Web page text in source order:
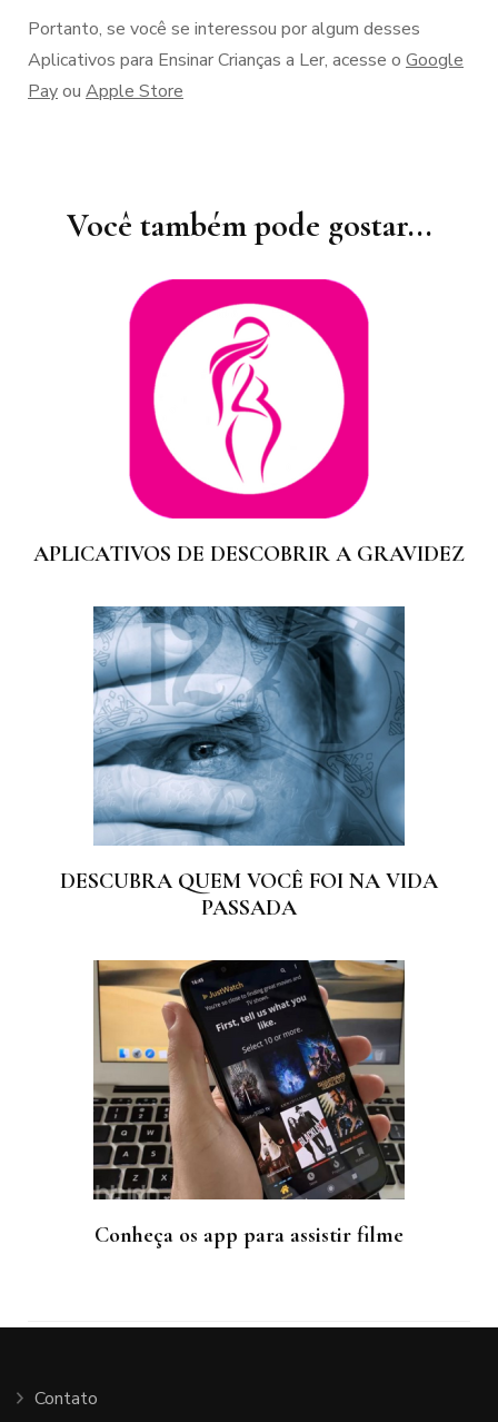
Portanto, se você se interessou por algum desses
Aplicativos para Ensinar Crianças a Ler, acesse o Google
Payou Apple Store
postVocê também pode gostar...
APLICATIVOS DE DESCOBRIR A GRAVIDEZ
DESCUBRA QUEM VOCÊ FOI NA VIDA
PASSADA
Conheça os app para assistir filme
Contato